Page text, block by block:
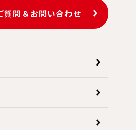
質問＆お問い合わせ